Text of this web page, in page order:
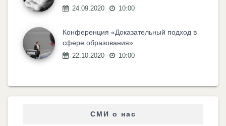
24.09.2020 10:00
Конференция «Доказательный подход в
сфере образования»
22.10.2020 10:00
СМИ о нас